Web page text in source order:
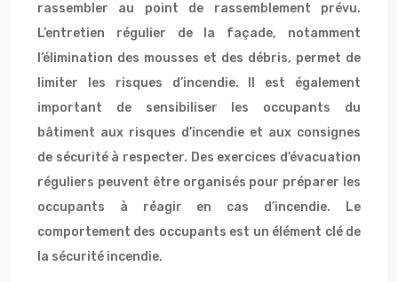
rassembler au point de rassemblement prévu.
L’entretien régulier de la façade, notamment
l’élimination des mousses et des débris, permet de
limiter les risques d’incendie. Il est également
important de sensibiliser les occupants du
bâtiment aux risques d’incendie et aux consignes
de sécurité à respecter. Des exercices d’évacuation
réguliers peuvent être organisés pour préparer les
occupants à réagir en cas d’incendie. Le
comportement des occupants est un élément clé de
la sécurité incendie.